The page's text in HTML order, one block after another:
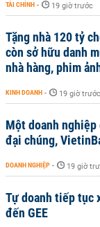
TÀI CHÍNH - 19 giờ trước
Tặng nhà 120 tỷ
còn sở hữu danh
nhà hàng, phim
KINH DOANH - 19 giờ trước
Một doanh
đại chúng,
DOANH NGHIỆP - 19 giờ
Tự doanh tiếp tục
đến GEE